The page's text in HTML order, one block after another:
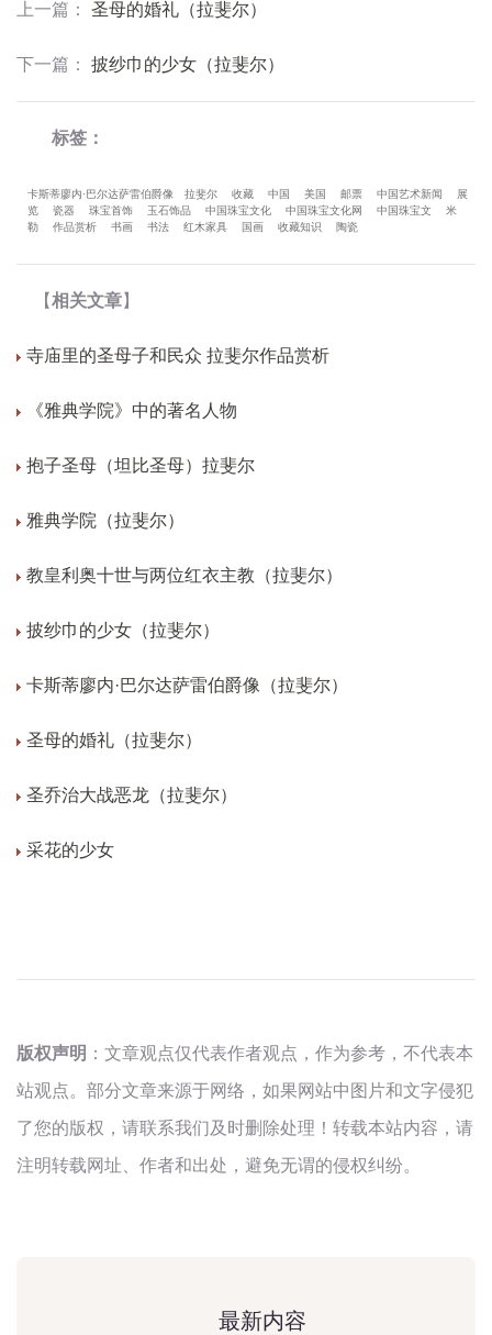
上一篇 ： 圣母的婚礼（拉斐尔）
下一篇 ： 披纱巾的少女（拉斐尔）
标签：
卡斯蒂廖内·巴尔达萨雷伯爵像 拉斐尔 收藏 中国 美国 邮票 中国艺术新闻
展
览
瓷器 珠宝首饰 玉石饰品 中国珠宝文化 中国珠宝文化网 中国珠宝文
米
勒
作品赏析 书画 书法 红木家具 国画 收藏知识 陶瓷
【相关文章】
寺庙里的圣母子和民众 拉斐尔作品赏析
《雅典学院》中的著名人物
抱子圣母（坦比圣母）拉斐尔
雅典学院（拉斐尔）
教皇利奥十世与两位红衣主教（拉斐尔）
披纱巾的少女（拉斐尔）
卡斯蒂廖内·巴尔达萨雷伯爵像（拉斐尔）
圣母的婚礼（拉斐尔）
圣乔治大战恶龙（拉斐尔）
采花的少女
版权声明 ：文章观点仅代表作者观点，作为参考，不代表本
站观点。部分文章来源于网络，如果网站中图片和文字侵犯
了您的版权，请联系我们及时删除处理！转载本站内容，请
注明转载网址、作者和出处，避免无谓的侵权纠纷。
最新内容